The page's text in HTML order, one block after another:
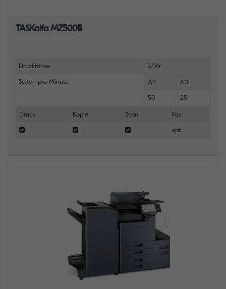
TASKalfa MZ5001i
Druckfarbe S/W
Seiten pro Minute A4 A3
50 25
Druck Kopie Scan Fax
opt.